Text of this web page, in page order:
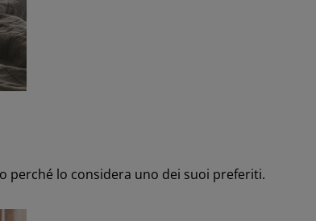
perché lo considera uno dei suoi preferiti.